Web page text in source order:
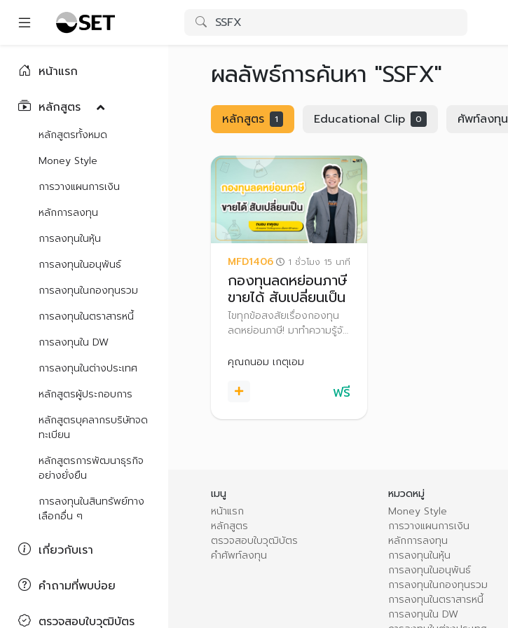
หน้าแรก
หลักสูตร
หลักสูตรทั้งหมด
Money Style
การวางแผนการเงิน
หลักการลงทุน
การลงทุนในหุ้น
การลงทุนในอนุพันธ์
การลงทุนในกองทุนรวม
การลงทุนในตราสารหนี้
การลงทุนใน DW
การลงทุนในต่างประเทศ
หลักสูตรผู้ประกอบการ
หลักสูตรบุคลากรบริษัทจด
ทะเบียน
หลักสูตรการพัฒนาธุรกิจ
อย่างยั่งยืน
การลงทุนในสินทรัพย์ทาง
เลือกอื่น ๆ
เกี่ยวกับเรา
คำถามที่พบบ่อย
ตรวจสอบใบวุฒิบัตร
ผลลัพธ์การค้นหา "SSFX"
หลักสูตร 1 Educational Clip 0 ศัพท์ลงทุน
MFD1406 1 ชั่วโมง 15 นาที
กองทุนลดหย่อนภาษี
ขายได้ สับเปลี่ยนเป็น
ไขทุกข้อสงสัยเรื่องกองทุน
ลดหย่อนภาษี! มาทำความรู้จัก
ของกองทุนแต่ละประเภท
คุณถนอม เกตุเอม
ฟรี
เมนู
หน้าแรก
หลักสูตร
ตรวจสอบใบวุฒิบัตร
คำศัพท์ลงทุน
หมวดหมู่
Money Style
การวางแผนการเงิน
หลักการลงทุน
การลงทุนในหุ้น
การลงทุนในอนุพันธ์
การลงทุนในกองทุนรวม
การลงทุนในตราสารหนี้
การลงทุนใน DW